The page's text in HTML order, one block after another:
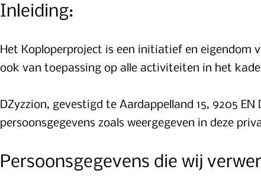
Inleiding:
Het Koploperproject is een initiatief en eigendom
ook van toepassing op alle activiteiten in het
DZyzzion, gevestigd te Aardappelland 15, 9205
persoonsgegevens zoals weergegeven in deze
Persoonsgegevens die wij